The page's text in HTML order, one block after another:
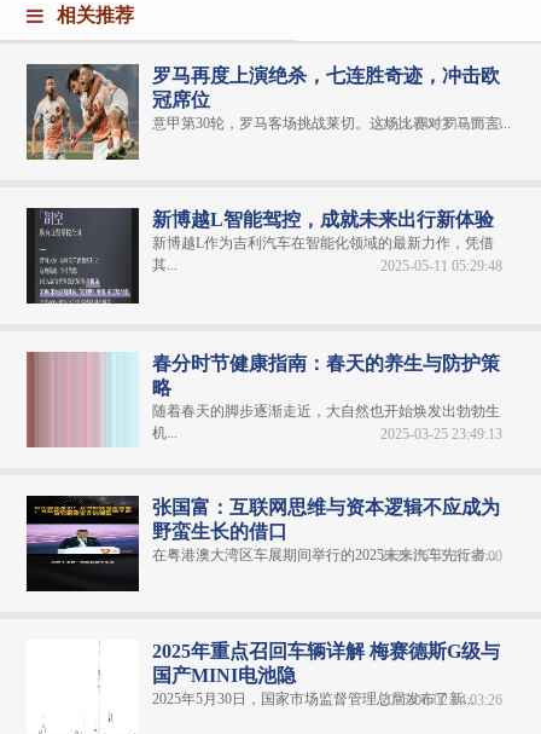
相关推荐
罗马再度上演绝杀，七连胜奇迹，冲击欧
冠席位
意甲第30轮，罗马客场挑战莱切。这场比赛对罗马而言...
2025-04-03 16:56:33
新博越L智能驾控，成就未来出行新体验
新博越L作为吉利汽车在智能化领域的最新力作，凭借
其...
2025-05-11 05:29:48
春分时节健康指南：春天的养生与防护策
略
随着春天的脚步逐渐走近，大自然也开始焕发出勃勃生
机...
2025-03-25 23:49:13
张国富：互联网思维与资本逻辑不应成为
野蛮生长的借口
在粤港澳大湾区车展期间举行的2025未来汽车先行者...
2025-06-05 14:10:00
2025年重点召回车辆详解 梅赛德斯G级与
国产MINI电池隐
2025年5月30日，国家市场监督管理总局发布了新...
2025-06-02 14:03:26